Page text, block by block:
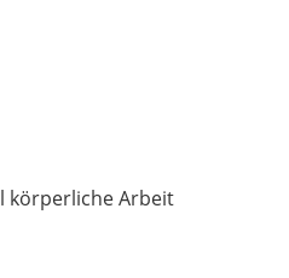
körperliche Arbeit